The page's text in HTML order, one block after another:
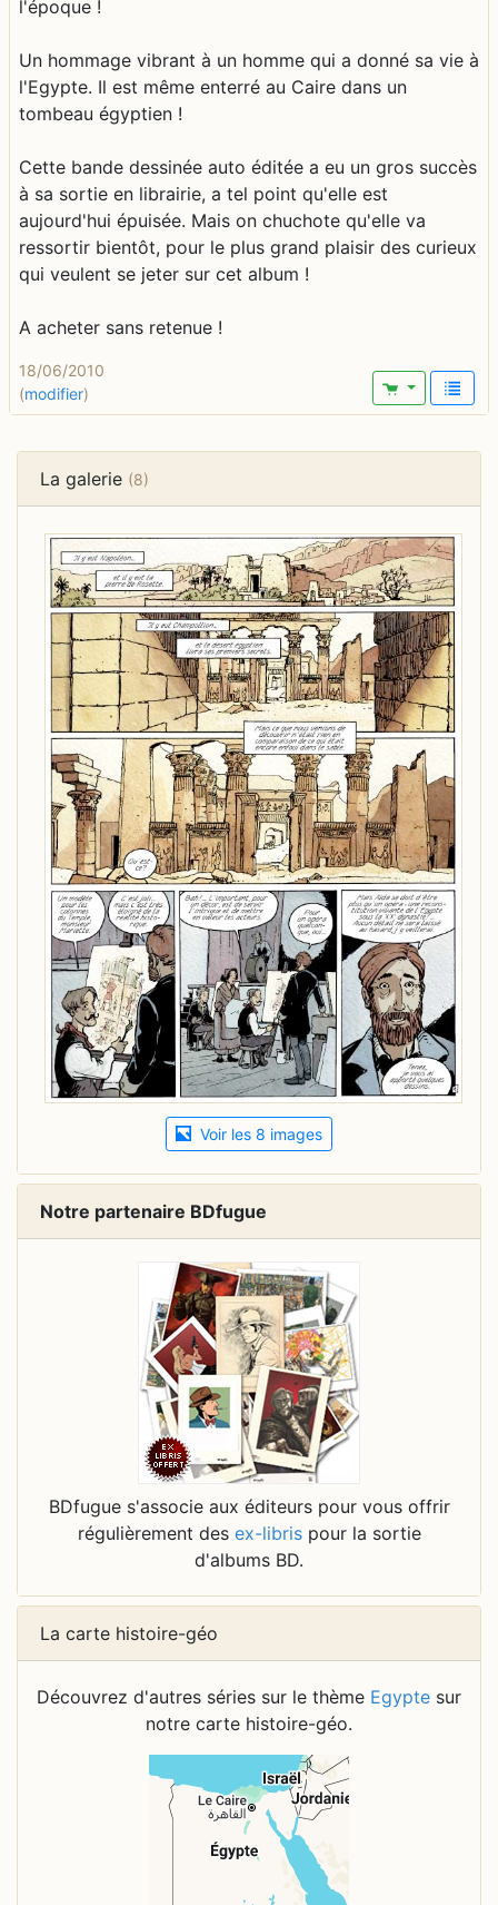
l'époque !
Un hommage vibrant à un homme qui a donné sa vie à
l'Egypte. Il est même enterré au Caire dans un
tombeau égyptien !
Cette bande dessinée auto éditée a eu un gros succès
à sa sortie en librairie, a tel point qu'elle est
aujourd'hui épuisée. Mais on chuchote qu'elle va
ressortir bientôt, pour le plus grand plaisir des curieux
qui veulent se jeter sur cet album !
A acheter sans retenue !
18/06/2010
(modifier)
La galerie (8)
Voir les 8 images
Notre partenaire BDfugue
BDfugue s'associe aux éditeurs pour vous offrir
régulièrement des ex-librispour la sortie
d'albums BD.
La carte histoire-géo
Découvrez d'autres séries sur le thème Egypte sur
notre carte histoire-géo.